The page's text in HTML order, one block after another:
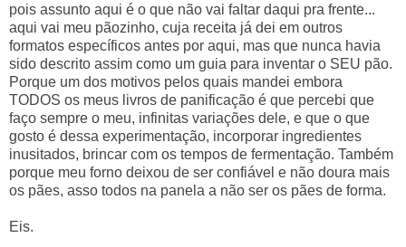
pois assunto aqui é o que não vai faltar daqui pra frente...
aqui vai meu pãozinho, cuja receita já dei em outros
formatos específicos antes por aqui, mas que nunca havia
sido descrito assim como um guia para inventar o SEU pão.
Porque um dos motivos pelos quais mandei embora
TODOS os meus livros de panificação é que percebi que
faço sempre o meu, infinitas variações dele, e que o que
gosto é dessa experimentação, incorporar ingredientes
inusitados, brincar com os tempos de fermentação. Também
porque meu forno deixou de ser confiável e não doura mais
os pães, asso todos na panela a não ser os pães de forma.
Eis.